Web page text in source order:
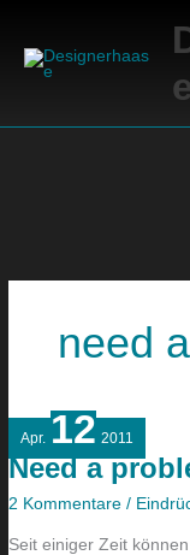
springen
need
Apr. 12 2011
Need a
2 Kommentare /
Seit einiger Zeit
Need
problem?